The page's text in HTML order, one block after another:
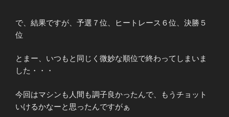
で、結果ですが、予選７位、ヒートレース６位、決勝５
位
とまー、いつもと同じく微妙な順位で終わってしまいま
した・・・
今回はマシンも人間も調子良かったんで、もうチョット
いけるかなーと思ったんですがぁ